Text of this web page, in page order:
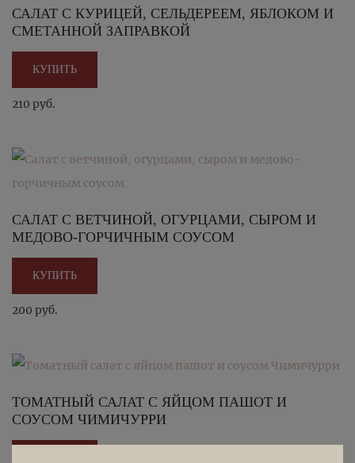
САЛАТ С КУРИЦЕЙ, СЕЛЬДЕРЕЕМ, ЯБЛОКОМ И
СМЕТАННОЙ ЗАПРАВКОЙ
КУПИТЬ
210 руб.
САЛАТ С ВЕТЧИНОЙ, ОГУРЦАМИ, СЫРОМ И
МЕДОВО-ГОРЧИЧНЫМ СОУСОМ
КУПИТЬ
200 руб.
ТОМАТНЫЙ САЛАТ С ЯЙЦОМ ПАШОТ И
СОУСОМ ЧИМИЧУРРИ